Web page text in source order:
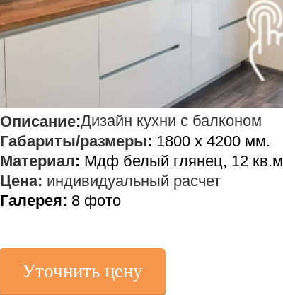
Дизайн кухни с балконом
Описание:
Габариты/размеры: 1800 х 4200 мм.
Материал: Мдф белый глянец, 12 кв.м
Цена: индивидуальный расчет
Галерея: 8 фото
Уточнить цену